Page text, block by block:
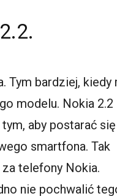
Tym bardziej, kiedy
modelu. Nokia 2.2
aby postarać
smartfona. Tak
telefony Nokia.
nie pochwalić